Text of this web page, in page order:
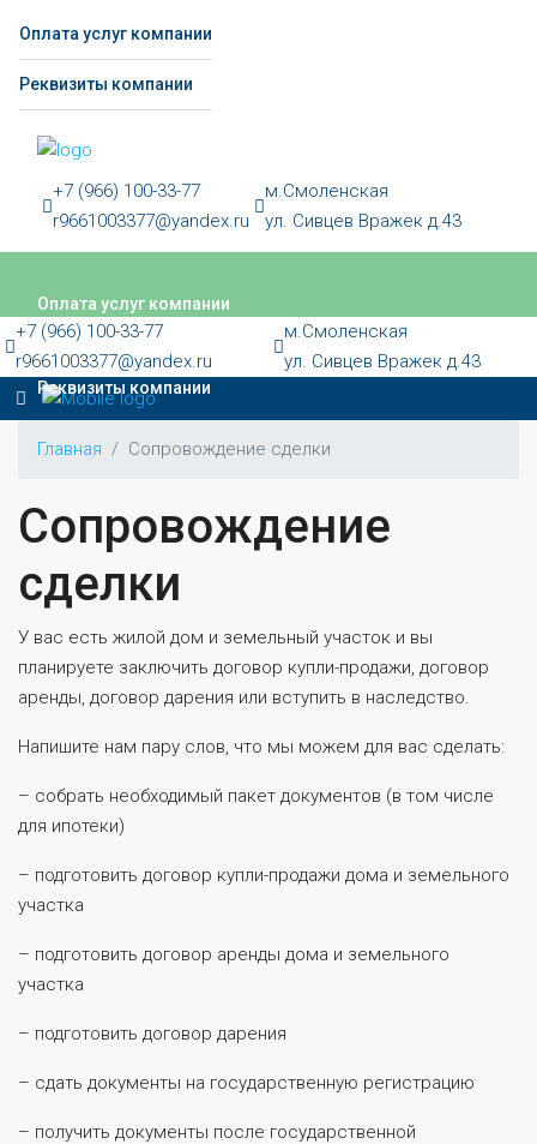
Оплата услуг компании
Реквизиты компании
+7 (966) 100-33-77
r9661003377@yandex.ru
м.Смоленская
ул. Сивцев Вражек д.43
Оплата услуг компании
Реквизиты компании
+7 (966) 100-33-77
r9661003377@yandex.ru
м.Смоленская
ул. Сивцев Вражек д.43
Главная Сопровождение сделки
Сопровождение
сделки
У вас есть жилой дом и земельный участок и вы
планируете заключить договор купли-продажи, договор
аренды, договор дарения или вступить в наследство.
Напишите нам пару слов, что мы можем для вас сделать:
– собрать необходимый пакет документов (в том числе
для ипотеки)
– подготовить договор купли-продажи дома и земельного
участка
– подготовить договор аренды дома и земельного
участка
– подготовить договор дарения
– сдать документы на государственную регистрацию
– получить документы после государственной